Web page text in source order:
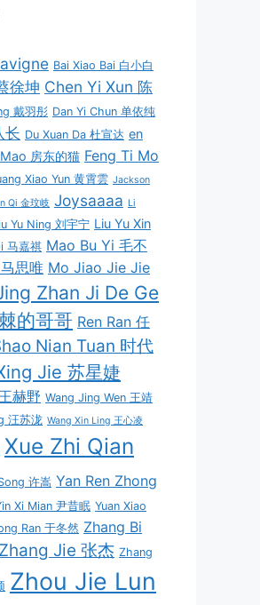
Bai Xiao Bai 白小白
徐坤 Chen Yi Xun 陈
戴羽彤 Dan Yi Chun 单依纯
长 Du Xuan Da 杜宣达 en
房东的猫 Feng Ti Mo
Xiao Yun 黄霄雲 Jackson
Qi 金玟岐 Joysaaaa Li
Yu Ning 刘宇宁 Liu Yu Xin
马嘉祺 Mao Bu Yi 毛不
思唯 Mo Jiao Jie Jie
Zhan Ji De Ge
的哥哥 Ren Ran 任
Nian Tuan 时代
Jie 苏星婕
赫野 Wang Jing Wen 王靖
汪苏泷 Wang Xin Ling 王心凌
Xue Zhi Qian
许嵩 Yan Ren Zhong
Xi Mian 尹昔眠 Yuan Xiao
Ran 于冬然 Zhang Bi
Zhang Jie 张杰 Zhang
Zhou Jie Lun